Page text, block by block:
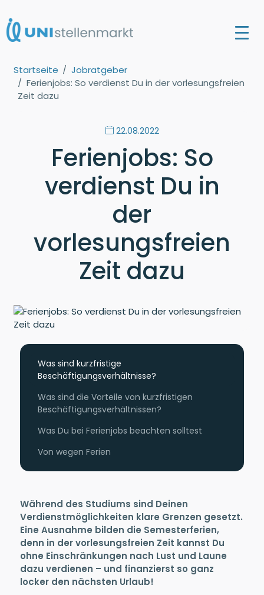
Startseite
Jobratgeber
Ferienjobs: So verdienst Du in der vorlesungsfreien
Zeit dazu
22.08.2022
Ferienjobs: So
verdienst Du in
der
vorlesungsfreien
Zeit dazu
Was sind kurzfristige
Beschäftigungsverhältnisse?
Was sind die Vorteile von kurzfristigen
Beschäftigungsverhältnissen?
Was Du bei Ferienjobs beachten solltest
Von wegen Ferien
Während des Studiums sind Deinen
Verdienstmöglichkeiten klare Grenzen gesetzt.
Eine Ausnahme bilden die Semesterferien,
denn in der vorlesungsfreien Zeit kannst Du
ohne Einschränkungen nach Lust und Laune
dazu verdienen – und finanzierst so ganz
locker den nächsten Urlaub!